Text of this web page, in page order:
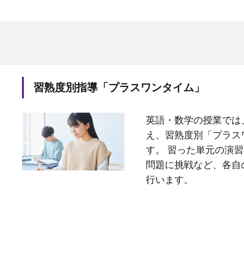
習熟度別指導「プラスワンタイム」
英語・数学の授業で
え、習熟度別「プラ
す。 習った単元の演
問題に挑戦など、各
行います。